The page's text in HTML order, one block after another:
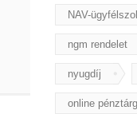
NAV-
ngm rendelet
nyugdíj
online